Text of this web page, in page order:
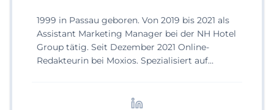
1999 in Passau geboren. Von 2019 bis 2021 als
Assistant Marketing Manager bei der NH Hotel
Group tätig. Seit Dezember 2021 Online-
Redakteurin bei Moxios. Spezialisiert auf